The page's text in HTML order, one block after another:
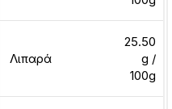
Λιπαρά
25.50
g /
100g